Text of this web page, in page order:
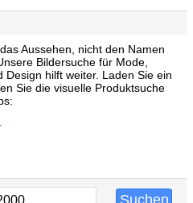
Aussehen, nicht den Namen
Bildersuche für Mode,
Design hilft weiter. Laden Sie ein
Sie die visuelle Produktsuche